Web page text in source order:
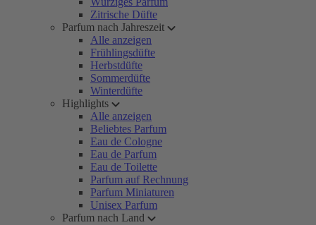
Zitrische Düfte
Parfum nach Jahreszeit
Alle anzeigen
Frühlingsdüfte
Herbstdüfte
Sommerdüfte
Winterdüfte
Highlights
Alle anzeigen
Beliebtes Parfum
Eau de Cologne
Eau de Parfum
Eau de Toilette
Parfum auf Rechnung
Parfum Miniaturen
Unisex Parfum
Parfum nach Land